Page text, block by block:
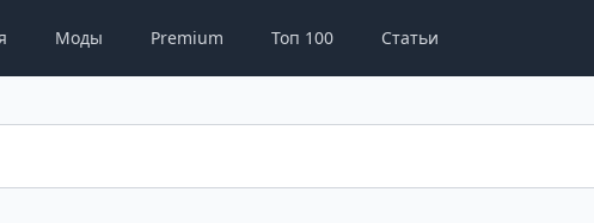
Моды Premium Топ 100 Статьи